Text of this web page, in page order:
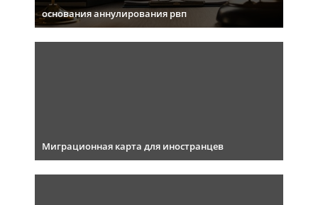
основания аннулирования рвп
Миграционная карта для иностранцев